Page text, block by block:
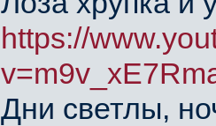
https://
Дни светлы,